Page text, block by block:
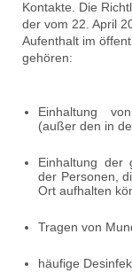
Kontakte. Die
der vom 22. April
Aufenthalt im
gehören:
Einhaltung
(außer den in
Einhaltung der
der Personen,
Ort aufhalten
Tragen von
häufige